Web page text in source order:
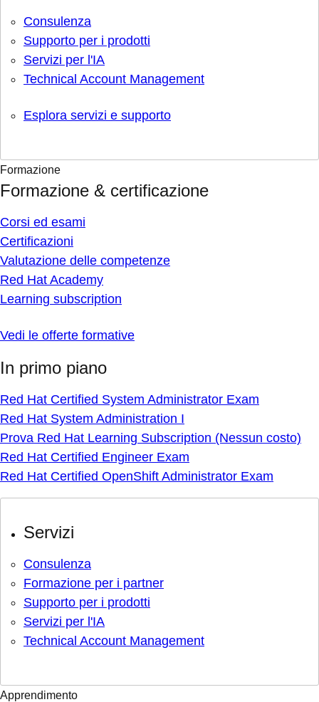
Consulenza
Supporto per i prodotti
Servizi per l'IA
Technical Account Management
Esplora servizi e supporto
Formazione
Formazione & certificazione
Corsi ed esami
Certificazioni
Valutazione delle competenze
Red Hat Academy
Learning subscription
Vedi le offerte formative
In primo piano
Red Hat Certified System Administrator Exam
Red Hat System Administration I
Prova Red Hat Learning Subscription (Nessun costo)
Red Hat Certified Engineer Exam
Red Hat Certified OpenShift Administrator Exam
Servizi
Consulenza
Formazione per i partner
Supporto per i prodotti
Servizi per l'IA
Technical Account Management
Apprendimento